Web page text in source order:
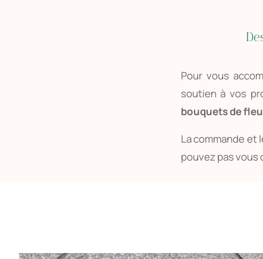
Pour vous
soutien à vos
bouquets de
La commande et
pouvez pas vous